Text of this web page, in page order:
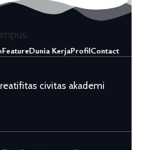
FeatureDunia KerjaProfilContact
civitas akademi